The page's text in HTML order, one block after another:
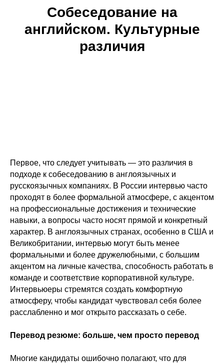
Собеседование на
английском. Культурные
различия
Первое, что следует учитывать — это различия в
подходе к собеседованию в англоязычных и
русскоязычных компаниях. В России интервью часто
проходят в более формальной атмосфере, с акцентом
на профессиональные достижения и технические
навыки, а вопросы часто носят прямой и конкретный
характер. В англоязычных странах, особенно в США и
Великобритании, интервью могут быть менее
формальными и более дружелюбными, с большим
акцентом на личные качества, способность работать в
команде и соответствие корпоративной культуре.
Интервьюеры стремятся создать комфортную
атмосферу, чтобы кандидат чувствовал себя более
расслабленно и мог открыто рассказать о себе.
Перевод резюме: больше, чем просто перевод
Многие кандидаты ошибочно полагают, что для